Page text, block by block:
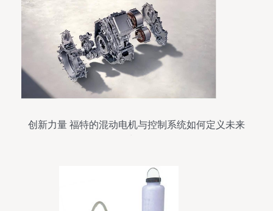
创新力量 福特的混动电机与控制系统如何定义未来